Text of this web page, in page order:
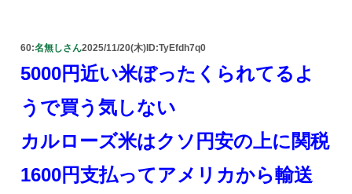
60:名無しさん2025/11/20(木) ID:TyEfdh7q0
5000円近い米ぼったくられてるよ
うで買う気しない
カルローズ米はクソ円安の上に関税
1600円支払ってアメリカから輸送